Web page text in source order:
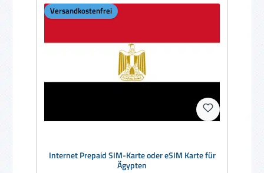
Versandkostenfrei
Internet Prepaid SIM-Karte oder eSIM Karte für
Ägypten